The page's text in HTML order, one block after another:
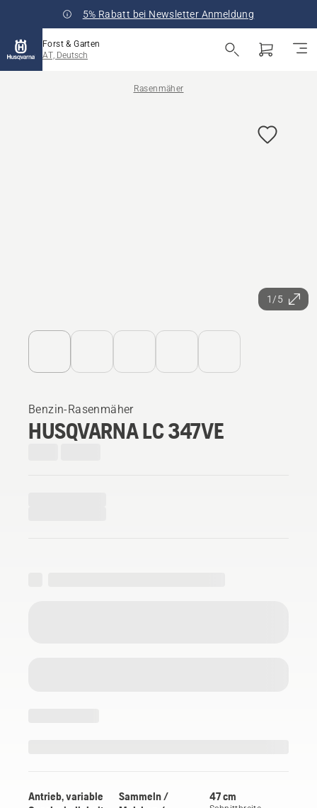
5% Rabatt bei Newsletter Anmeldung
Forst & Garten
AT, Deutsch
Rasenmäher
1/5
Benzin-Rasenmäher
HUSQVARNA LC 347VE
Antrieb, variable
Sammeln /
47 cm